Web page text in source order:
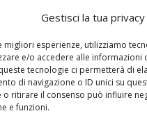
Gestisci la tua privacy
migliori esperienze, utilizziamo
e/o accedere alle informazioni
tecnologie ci permetterà di
di navigazione o ID unici su
o ritirare il consenso può influire
e funzioni.
di contattare il servizio
€
Nov 08, 2020 12:42:46 UTC –